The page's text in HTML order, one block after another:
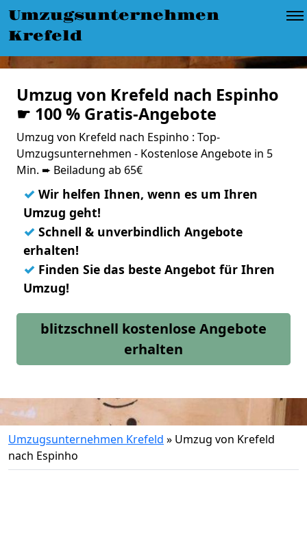
Umzugsunternehmen
Krefeld
Umzug von Krefeld nach Espinho
☛ 100 % Gratis-Angebote
Umzug von Krefeld nach Espinho : Top-
Umzugsunternehmen - Kostenlose Angebote in 5
Min. ➨ Beiladung ab 65€
✓ Wir helfen Ihnen, wenn es um Ihren
Umzug geht!
✓ Schnell & unverbindlich Angebote
erhalten!
✓ Finden Sie das beste Angebot für Ihren
Umzug!
blitzschnell kostenlose Angebote
erhalten
Umzugsunternehmen Krefeld » Umzug von Krefeld
nach Espinho